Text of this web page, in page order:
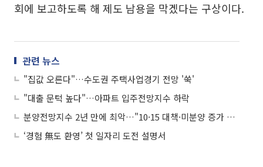
회에 보고하도록 해 제도 남용을 막겠다는 구상이다.
관련 뉴스
"집값 오른다"…수도권 주택사업경기 전망 '쑥'
"대출 문턱 높다"…아파트 입주전망지수 하락
분양전망지수 2년 만에 최악…"10·15 대책·미분양 증가 영향"
‘경험 無도 환영’ 첫 일자리 도전 설명서